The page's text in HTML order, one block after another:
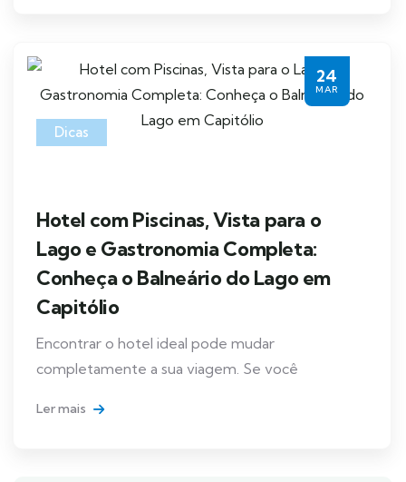
24
MAR
Dicas
Hotel com Piscinas, Vista para o
Lago e Gastronomia Completa:
Conheça o Balneário do Lago em
Capitólio
Encontrar o hotel ideal pode mudar
completamente a sua viagem. Se você
Ler mais